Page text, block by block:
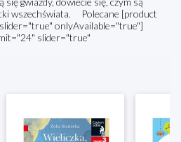
wszechświata. Polecane [product
onlyAvailable="true"]
slider="true"